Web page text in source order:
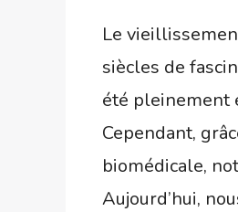
Le
siècles de
été pleinement
Cependant,
biomédicale,
Aujourd’hui,